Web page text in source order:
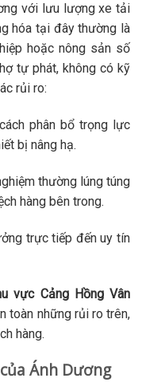
với lưu lượng xe tải
hóa tại đây thường là
hoặc nông sản số
tự phát, không có kỹ
rủi ro:
phân bổ trọng lực
bị nâng hạ.
thường lúng túng
hàng bên trong.
trực tiếp đến uy tín
vực Cảng Hồng Vân
toàn những rủi ro trên,
hàng.
Ánh Dương